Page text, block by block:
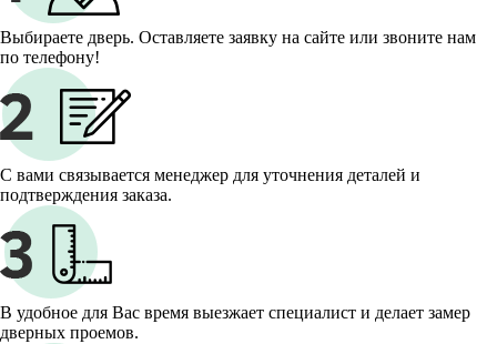
Выбираете дверь. Оставляете заявку на сайте или звоните нам
по телефону!
С вами связывается менеджер для уточнения деталей и
подтверждения заказа.
В удобное для Вас время выезжает специалист и делает замер
дверных проемов.